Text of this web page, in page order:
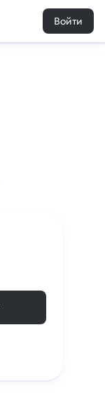
Войти
0 0